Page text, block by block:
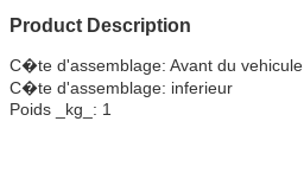
Product Description
C�te d'assemblage: Avant du vehicule
C�te d'assemblage: inferieur
Poids _kg_: 1